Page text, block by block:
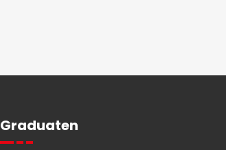
Graduaten